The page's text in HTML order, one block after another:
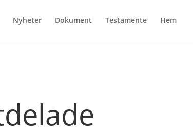
Nyheter Dokument Testamente Hem